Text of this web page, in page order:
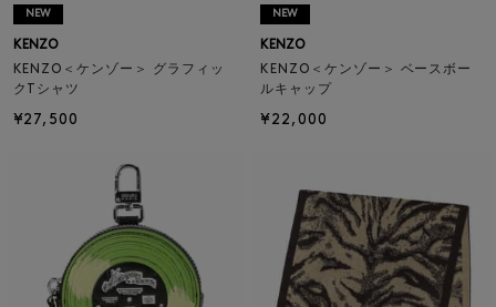
NEW
KENZO
KENZO＜ケンゾー＞ グラフィッ
クTシャツ
¥27,500
NEW
KENZO
KENZO＜ケンゾー＞ ベースボー
ルキャップ
¥22,000